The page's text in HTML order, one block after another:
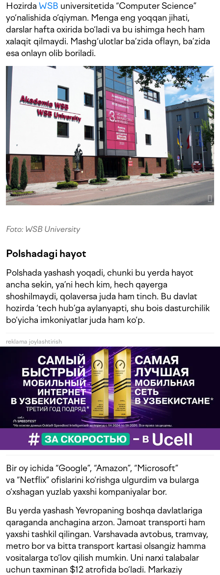
Hozirda WSB universitetida “Computer Science”
yo‘nalishida o‘qiyman. Menga eng yoqqan jihati,
darslar hafta oxirida bo‘ladi va bu ishimga hech ham
xalaqit qilmaydi. Mashg‘ulotlar ba’zida oflayn, ba’zida
esa onlayn olib boriladi.
Foto: WSB University
Polshadagi hayot
Polshada yashash yoqadi, chunki bu yerda hayot
ancha sekin, ya’ni hech kim, hech qayerga
shoshilmaydi, qolaversa juda ham tinch. Bu davlat
hozirda ‘tech hub’ga aylanyapti, shu bois dasturchilik
bo‘yicha imkoniyatlar juda ham ko‘p.
reklama joylashtirish
Bir oy ichida “Google”, “Amazon”, “Microsoft”
va “Netflix” ofislarini ko‘rishga ulgurdim va bularga
o‘xshagan yuzlab yaxshi kompaniyalar bor.
Bu yerda yashash Yevropaning boshqa davlatlariga
qaraganda anchagina arzon. Jamoat transporti ham
yaxshi tashkil qilingan. Varshavada avtobus, tramvay,
metro bor va bitta transport kartasi olsangiz hamma
vositalarga to‘lov qilish mumkin. Uni narxi talabalar
uchun taxminan $12 atrofida bo‘ladi. Markaziy